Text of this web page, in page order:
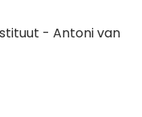
- Antoni van